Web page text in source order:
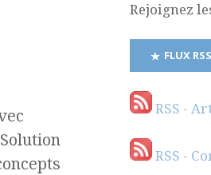
Rejoignez
FLUX
RSS -
RSS -